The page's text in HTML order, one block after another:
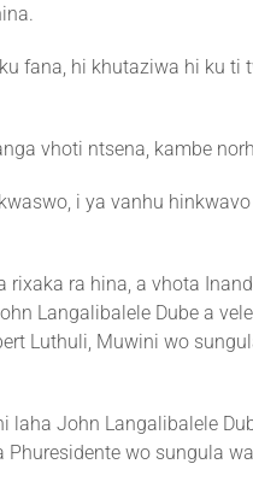
fana, hi khutaziwa hi ku
vhoti ntsena, kambe
i ya vanhu
ra hina, a vhota
Langalibalele Dube a
Luthuli, Muwini wo
laha John Langalibalele
wo sungula